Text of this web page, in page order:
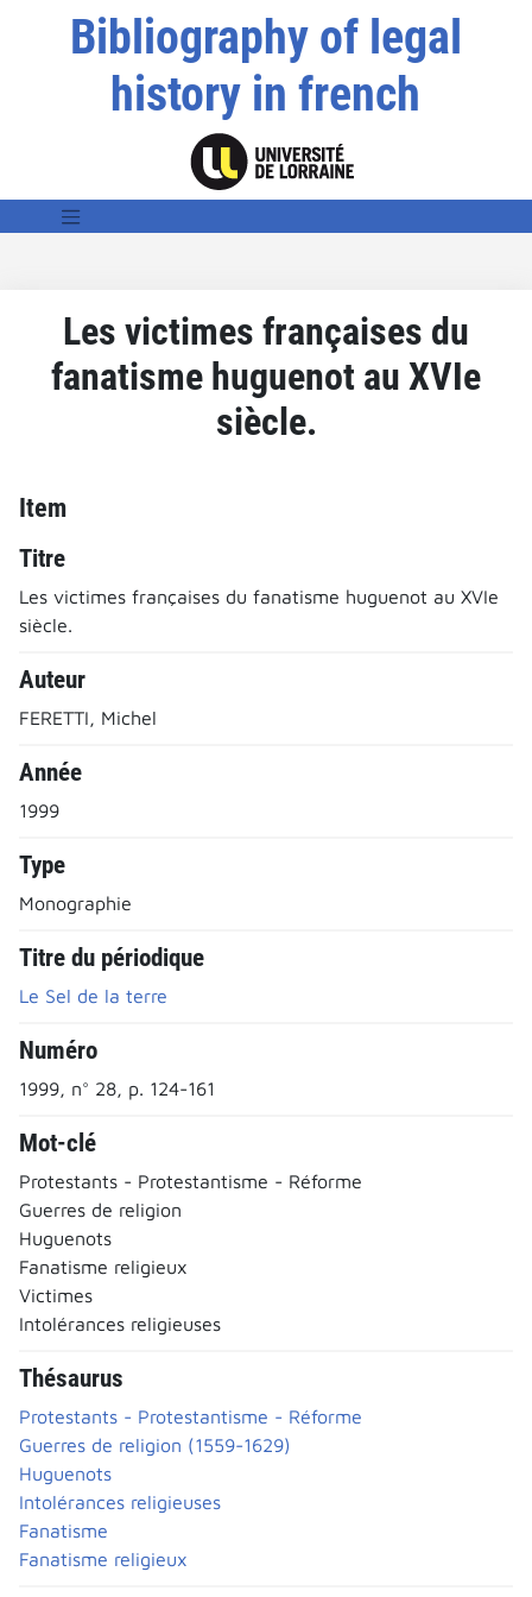
Bibliography of legal
history in french
Les victimes françaises du
fanatisme huguenot au XVIe
siècle.
Item
Titre
Les victimes françaises du fanatisme huguenot au XVIe
siècle.
Auteur
FERETTI, Michel
Année
1999
Type
Monographie
Titre du périodique
Le Sel de la terre
Numéro
1999, n° 28, p. 124-161
Mot-clé
Protestants - Protestantisme - Réforme
Guerres de religion
Huguenots
Fanatisme religieux
Victimes
Intolérances religieuses
Thésaurus
Protestants - Protestantisme - Réforme
Guerres de religion (1559-1629)
Huguenots
Intolérances religieuses
Fanatisme
Fanatisme religieux